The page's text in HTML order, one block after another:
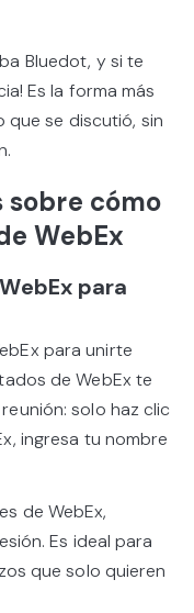
Bluedot, y si te
Es la forma más
se discutió, sin
sobre cómo
WebEx
para
para unirte
de WebEx te
solo haz clic
ingresa tu nombre
de WebEx,
Es ideal para
que solo quieren